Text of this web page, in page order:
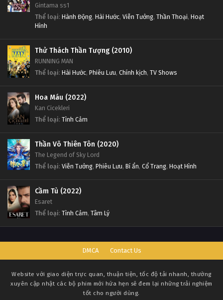
Gintama ss1
Thể loại: Hành Động, Hài Hước, Viễn Tưởng, Thần Thoại, Hoạt
Hình
Thử Thách Thần Tượng (2010)
RUNNING MAN
Thể loại: Hài Hước, Phiêu Lưu, Chính kịch, TV Shows
Hoa Máu (2022)
Kan Cicekleri
Thể loại: Tình Cảm
Thần Võ Thiên Tôn (2020)
The Legend of Sky Lord
Thể loại: Viễn Tưởng, Phiêu Lưu, Bí ẩn, Cổ Trang, Hoạt Hình
Cầm Tù (2022)
Esaret
Thể loại: Tình Cảm, Tâm Lý
DMCA Contact Us
Website với giao diện trực quan, thuận tiện, tốc độ tải nhanh, thường
xuyên cập nhật các bộ phim mới hứa hẹn sẽ đem lại những trải nghiệm
tốt cho người dùng.